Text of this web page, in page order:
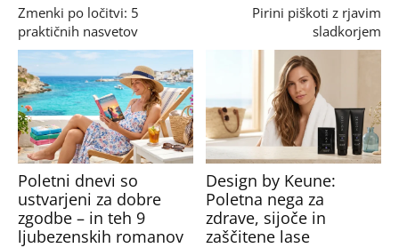
Zmenki po ločitvi: 5
praktičnih nasvetov
Pirini piškoti z rjavim
sladkorjem
Poletni dnevi so
ustvarjeni za dobre
zgodbe – in teh 9
ljubezenskih romanov
Design by Keune:
Poletna nega za
zdrave, sijoče in
zaščitene lase